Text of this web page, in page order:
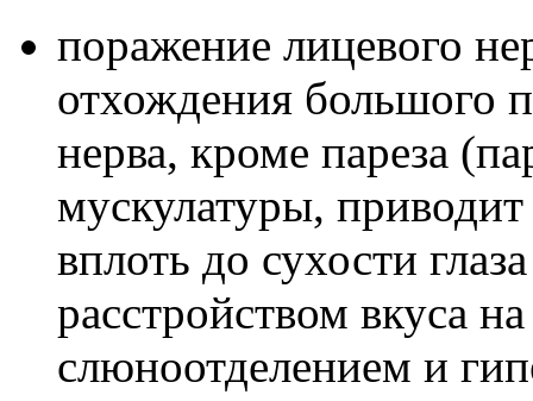
поражение лицевого
отхождения большого
нерва, кроме пареза
мускулатуры,
вплоть до сухости
расстройством вкуса
слюноотделением и